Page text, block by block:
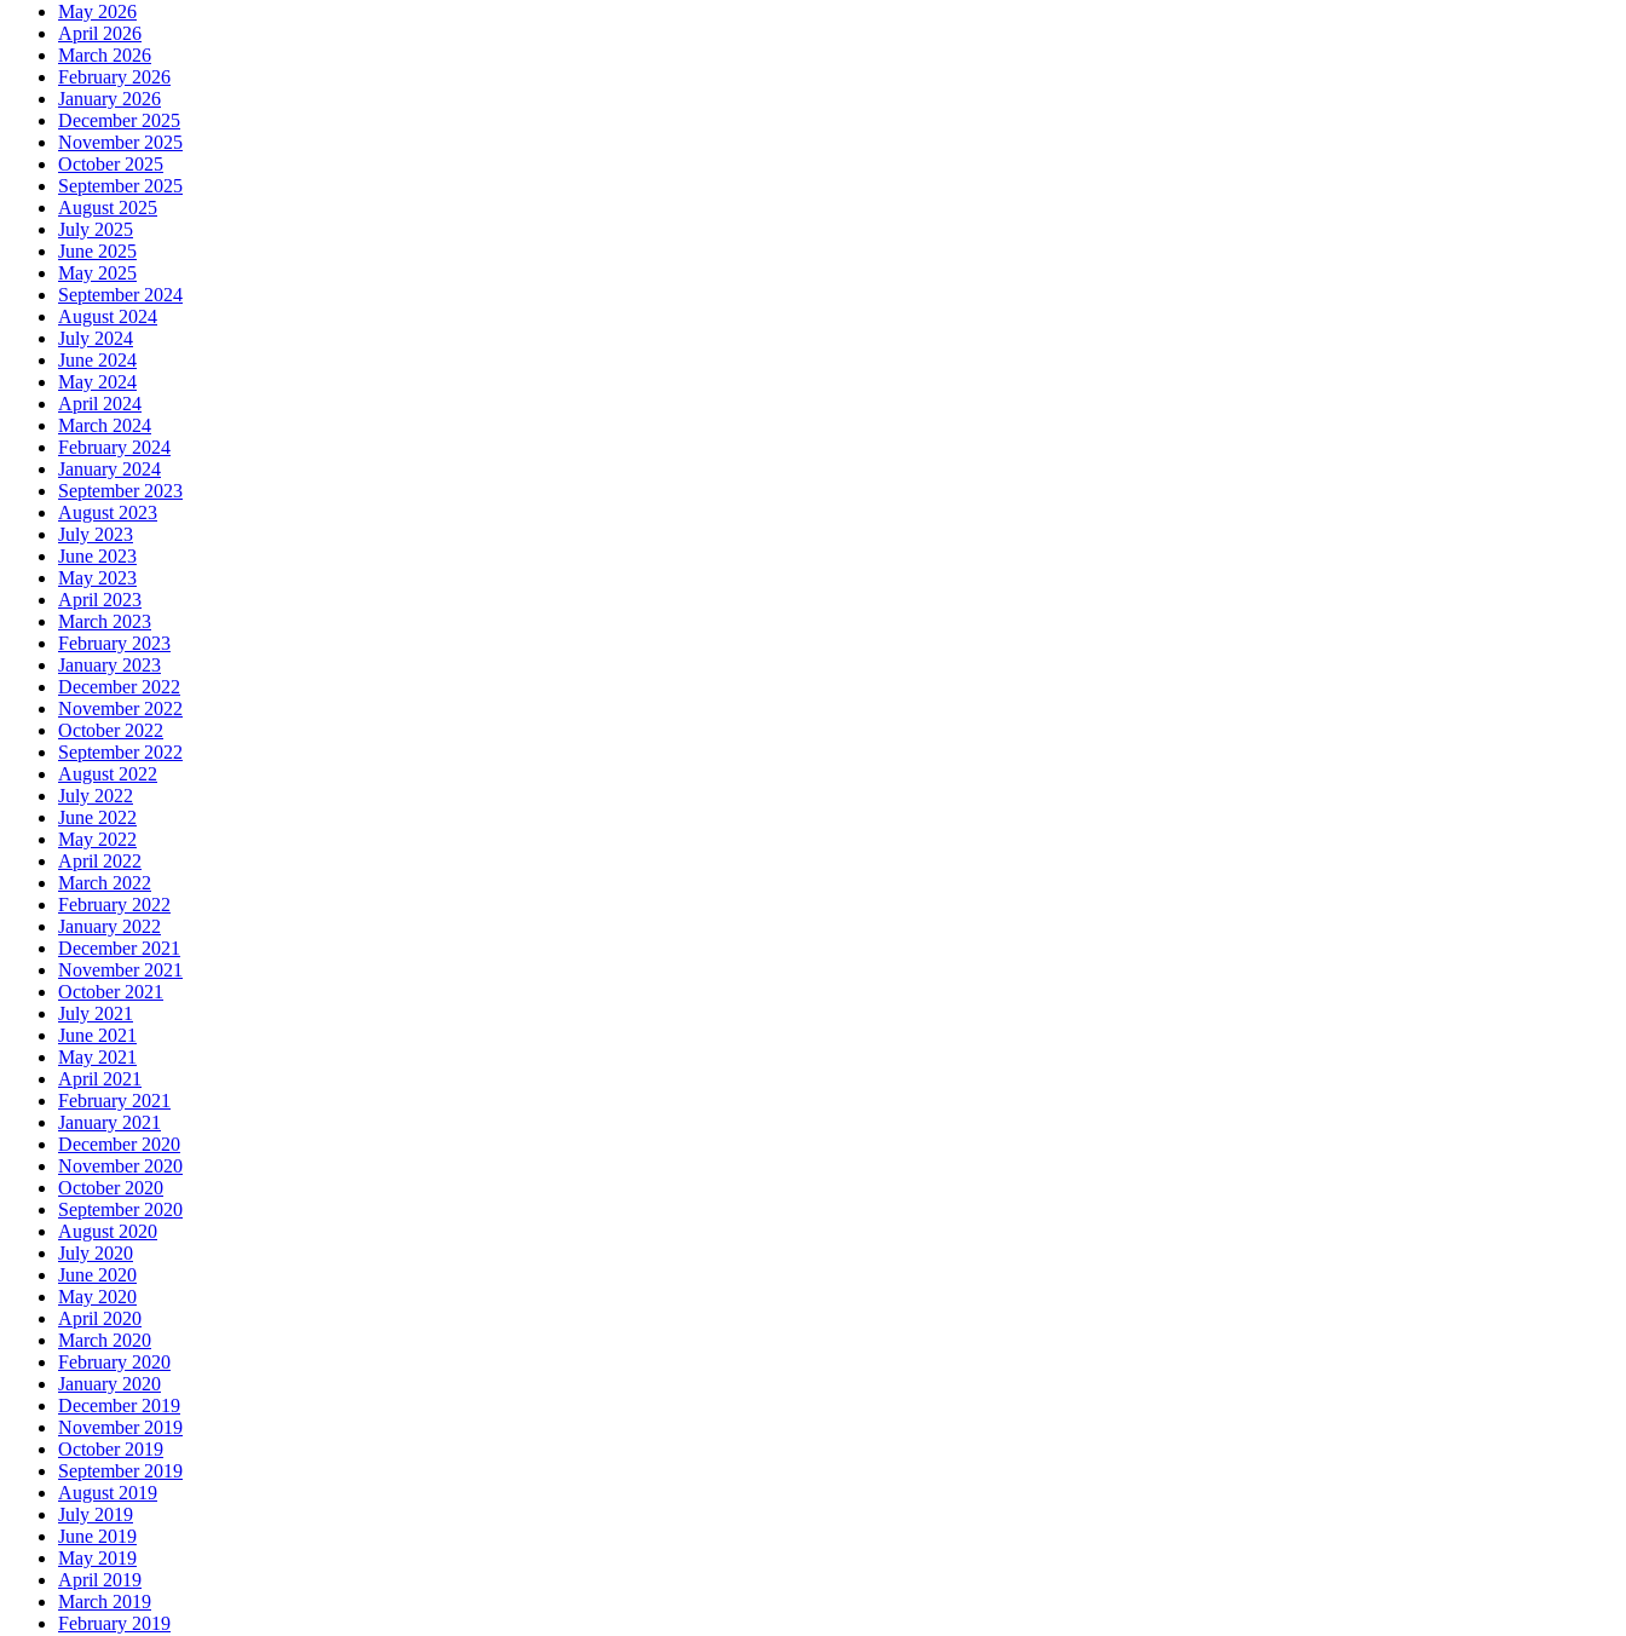
May 2026
April 2026
March 2026
February 2026
January 2026
December 2025
November 2025
October 2025
September 2025
August 2025
July 2025
June 2025
May 2025
September 2024
August 2024
July 2024
June 2024
May 2024
April 2024
March 2024
February 2024
January 2024
September 2023
August 2023
July 2023
June 2023
May 2023
April 2023
March 2023
February 2023
January 2023
December 2022
November 2022
October 2022
September 2022
August 2022
July 2022
June 2022
May 2022
April 2022
March 2022
February 2022
January 2022
December 2021
November 2021
October 2021
July 2021
June 2021
May 2021
April 2021
February 2021
January 2021
December 2020
November 2020
October 2020
September 2020
August 2020
July 2020
June 2020
May 2020
April 2020
March 2020
February 2020
January 2020
December 2019
November 2019
October 2019
September 2019
August 2019
July 2019
June 2019
May 2019
April 2019
March 2019
February 2019